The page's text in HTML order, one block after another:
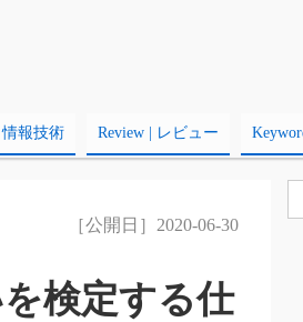
報技術 Review | レビュー
［公開日］2020-06-30
検定する仕